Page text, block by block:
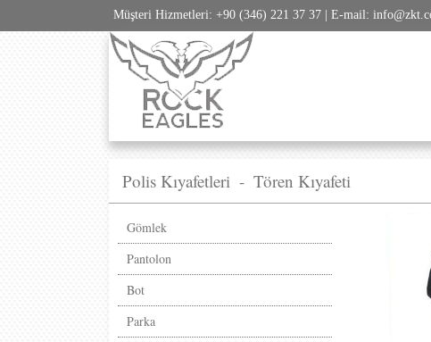
Müşteri Hizmetleri: +90 (346) 221 37 37 | E-mail:
Polis Kıyafetleri - Tören Kıyafeti
Gömlek
Pantolon
Bot
Parka